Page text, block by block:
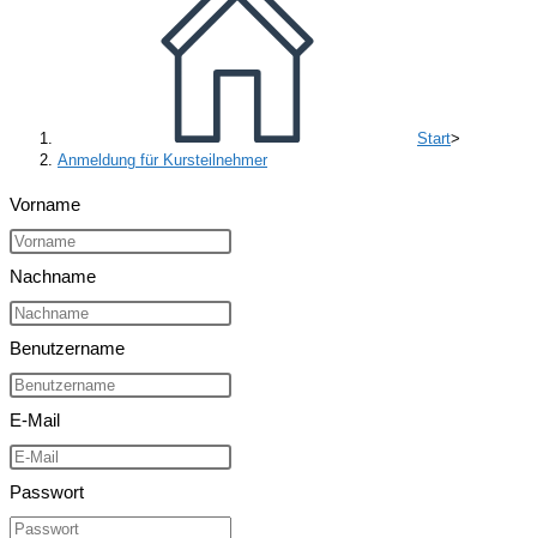
Start>
Anmeldung für Kursteilnehmer
Vorname
Nachname
Benutzername
E-Mail
Passwort